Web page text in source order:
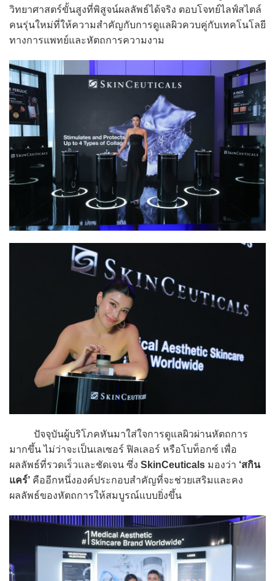
วิทยาศาสตร์ขั้นสูงที่พิสูจน์ผลลัพธ์ได้จริง ตอบโจทย์ไลฟ์สไตล์
คนรุ่นใหม่ที่ให้ความสำคัญกับการดูแลผิวควบคู่กับเทคโนโลยี
ทางการแพทย์และหัตถการความงาม
ปัจจุบันผู้บริโภคหันมาใส่ใจการดูแลผิวผ่านหัตถการ
มากขึ้น ไม่ว่าจะเป็นเลเซอร์ ฟิลเลอร์ หรือโบท็อกซ์ เพื่อ
ผลลัพธ์ที่รวดเร็วและชัดเจน ซึ่ง SkinCeuticals มองว่า ‘สกิน
แคร์’ คืออีกหนึ่งองค์ประกอบสำคัญที่จะช่วยเสริมและคง
ผลลัพธ์ของหัตถการให้สมบูรณ์แบบยิ่งขึ้น